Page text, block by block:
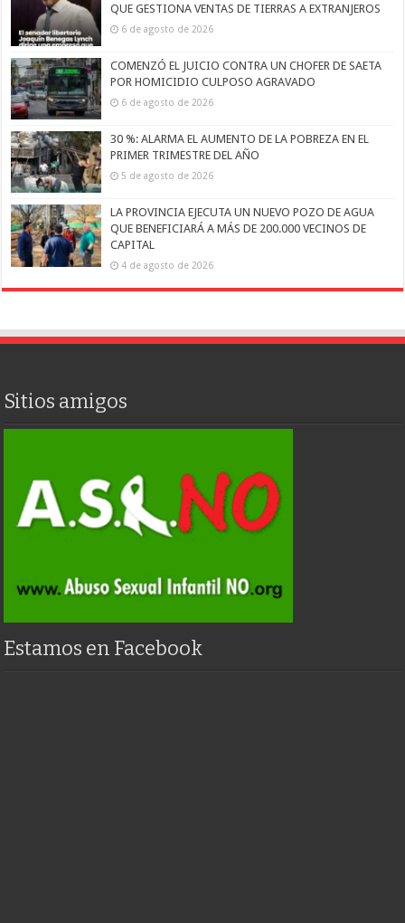
QUE GESTIONA VENTAS DE TIERRAS A EXTRANJEROS
6 de agosto de 2026
COMENZÓ EL JUICIO CONTRA UN CHOFER DE SAETA
POR HOMICIDIO CULPOSO AGRAVADO
6 de agosto de 2026
30 %: ALARMA EL AUMENTO DE LA POBREZA EN EL
PRIMER TRIMESTRE DEL AÑO
5 de agosto de 2026
LA PROVINCIA EJECUTA UN NUEVO POZO DE AGUA
QUE BENEFICIARÁ A MÁS DE 200.000 VECINOS DE
CAPITAL
4 de agosto de 2026
Sitios amigos
Estamos en Facebook